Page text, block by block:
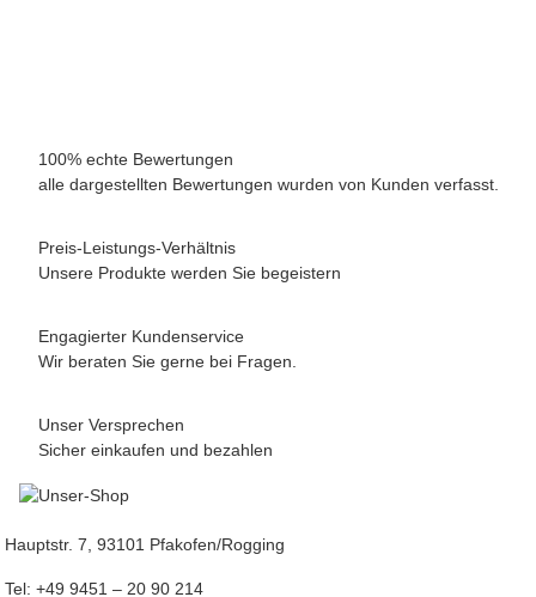
100% echte Bewertungen
alle dargestellten Bewertungen wurden von Kunden verfasst.
Preis-Leistungs-Verhältnis
Unsere Produkte werden Sie begeistern
Engagierter Kundenservice
Wir beraten Sie gerne bei Fragen.
Unser Versprechen
Sicher einkaufen und bezahlen
Hauptstr. 7, 93101 Pfakofen/Rogging
Tel: +49 9451 – 20 90 214